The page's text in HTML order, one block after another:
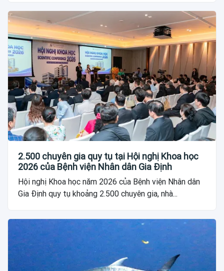
2.500 chuyên gia quy tụ tại Hội nghị Khoa học
2026 của Bệnh viện Nhân dân Gia Định
Hội nghị Khoa học năm 2026 của Bệnh viện Nhân dân
Gia Định quy tụ khoảng 2.500 chuyên gia, nhà...